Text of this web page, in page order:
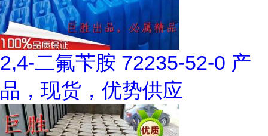
2,4-二氟苄胺 72235-52-0 产
品，现货，优势供应